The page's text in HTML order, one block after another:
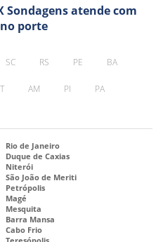
Sondagens atende com
porte
SC RS PE BA
AM PI PA
Rio de Janeiro
Duque de Caxias
Niterói
São João de Meriti
Petrópolis
Magé
Mesquita
Barra Mansa
Cabo Frio